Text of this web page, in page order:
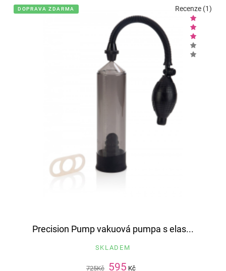
DOPRAVA ZDARMA
Precision Pump vakuová pumpa s elas...
SKLADEM
725Kč 595 Kč
Recenze (1)